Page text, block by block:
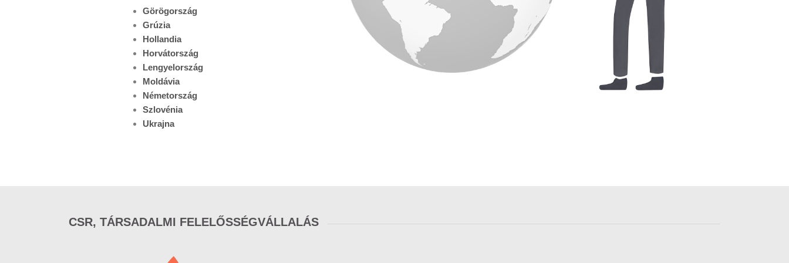
Görögország
Grúzia
Hollandia
Horvátország
Lengyelország
Moldávia
Németország
Szlovénia
Ukrajna
CSR, TÁRSADALMI FELELŐSSÉGVÁLLALÁS